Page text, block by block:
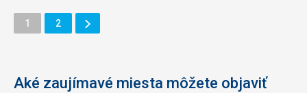
Stránka
1 Stránka
2
Ďalšie
Stránka
Aké zaujímavé miesta môžete objaviť